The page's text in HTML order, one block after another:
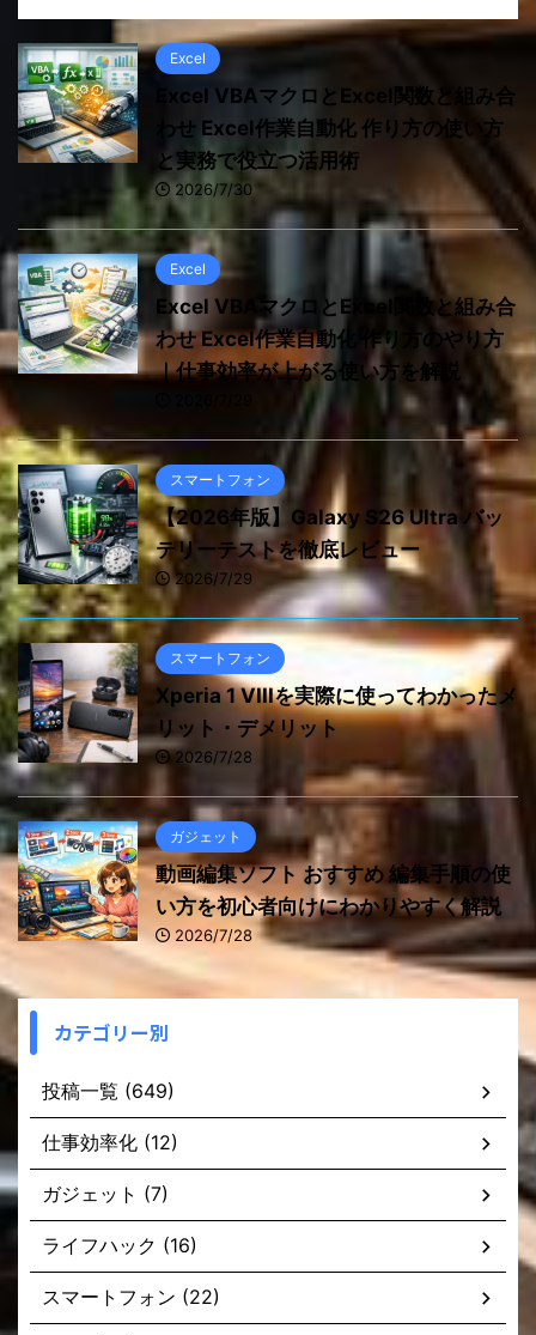
Excel
Excel VBAマクロとExcel関数と組み合
わせ Excel作業自動化 作り方の使い方
と実務で役立つ活用術
2026/7/30
Excel
Excel VBAマクロとExcel関数と組み合
わせ Excel作業自動化 作り方のやり方
｜仕事効率が上がる使い方を解説
スマートフォン
【2026年版】Galaxy S26 Ultra バッ
テリーテストを徹底レビュー
2026/7/29
スマートフォン
Xperia 1 VIIIを実際に使ってわかったメ
リット・デメリット
2026/7/28
ガジェット
動画編集ソフト おすすめ 編集手順の使
い方を初心者向けにわかりやすく解説
2026/7/28
カテゴリー別
投稿一覧 (649)
仕事効率化 (12)
ガジェット (7)
ライフハック (16)
スマートフォン (22)